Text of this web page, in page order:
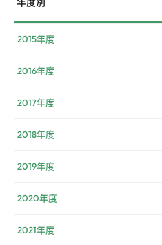
2015年度
2016年度
2017年度
2018年度
2019年度
2020年度
2021年度